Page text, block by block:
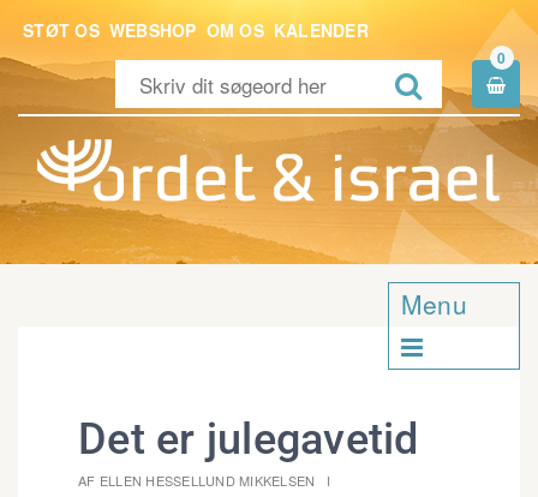
STØT OS WEBSHOP OM OS KALENDER

0

Menu

Det er julegavetid
AF ELLEN HESSELLUND MIKKELSEN